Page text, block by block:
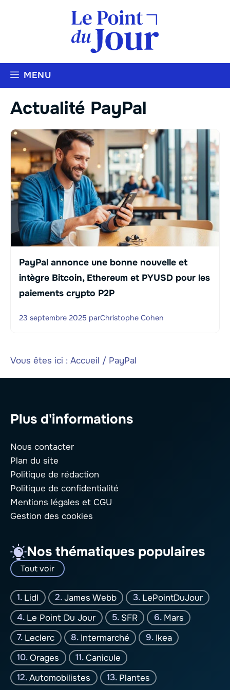
MENU
Actualité PayPal
PayPal annonce une bonne nouvelle et
intègre Bitcoin, Ethereum et PYUSD pour les
paiements crypto P2P
23 septembre 2025 parChristophe Cohen
Vous êtes ici : Accueil / PayPal
Plus d'informations
Nous contacter
Plan du site
Politique de rédaction
Politique de confidentialité
Mentions légales et CGU
Gestion des cookies
Nos thématiques populaires
Tout voir
Lidl James Webb
LePointDuJour
Le Point Du Jour
SFR
Mars
Leclerc
Intermarché
Ikea
Orages
Canicule
Automobilistes
Plantes